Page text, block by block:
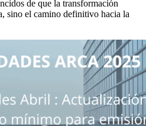
de que la transformación
sino el camino definitivo hacia la